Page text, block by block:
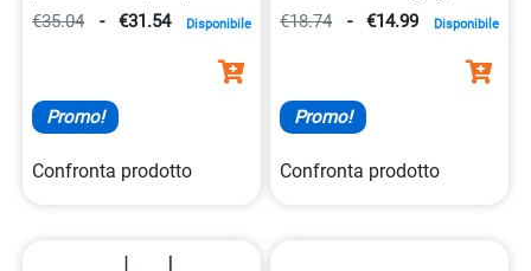
€35.04 - €31.54 Disponibile
Promo!
Confronta prodotto
€18.74 - €14.99 Disponibile
Promo!
Confronta prodotto